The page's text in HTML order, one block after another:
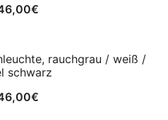
€
rauchgrau / weiß /
schwarz
€